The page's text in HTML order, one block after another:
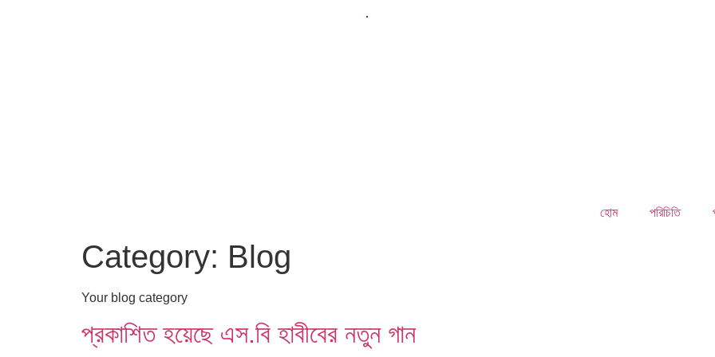
.
হোম পরিচিতি
Category: Blog
Your blog category
প্রকাশিত হয়েছে এস.বি হাবীবের নতুন গান